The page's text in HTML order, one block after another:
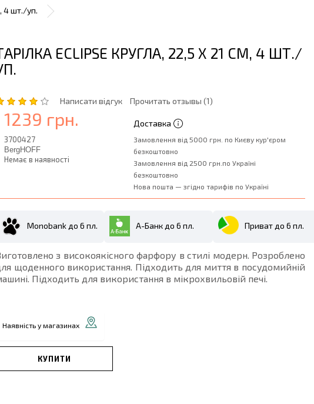
4 шт./уп.
ECLIPSE КРУГЛА, 22,5 Х 21 СМ, 4 ШТ./
Написати відгук Прочитать отзывы (1)
1239 грн.
3700427
BergHOFF
Немає в наявності
Доставка
Замовлення від 5000 грн. по Києву кур'єром
безкоштовно
Замовлення від 2500 грн.по Україні
безкоштовно
Нова пошта — згідно тарифів по Україні
Monobank до 6 пл. А-Банк до 6 пл. Приват до 6 пл.
з високоякісного фарфору в стилі модерн. Розроблено
щоденного використання. Підходить для миття в посудомийній
Підходить для використання в мікрохвильовій печі.
Наявність у магазинах
КУПИТИ